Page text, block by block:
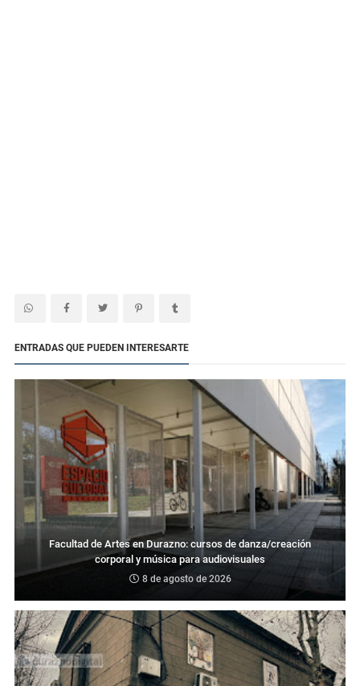
ENTRADAS QUE PUEDEN INTERESARTE
Facultad de Artes en Durazno: cursos de danza/creación
corporal y música para audiovisuales
8 de agosto de 2026